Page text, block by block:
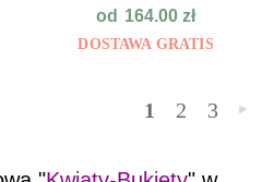
od 164.00zł
DOSTAWA GRATIS
1 2 3 »